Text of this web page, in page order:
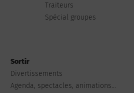
Traiteurs
Spécial groupes
Sortir
Divertissements
Agenda, spectacles, animations...